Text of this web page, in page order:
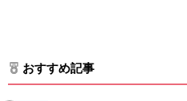
おすすめ記事